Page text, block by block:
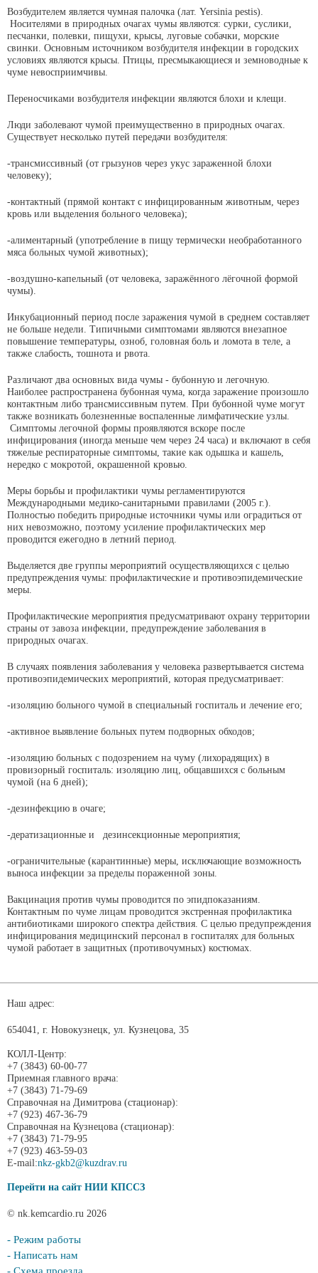
Возбудителем является чумная палочка (лат. Yersinia pestis).
Носителями в природных очагах чумы являются: сурки, суслики,
песчанки, полевки, пищухи, крысы, луговые собачки, морские
свинки. Основным источником возбудителя инфекции в городских
условиях являются крысы. Птицы, пресмыкающиеся и земноводные к
чуме невосприимчивы.
Переносчиками возбудителя инфекции являются блохи и клещи.
Люди заболевают чумой преимущественно в природных очагах.
Существует несколько путей передачи возбудителя:
-трансмиссивный (от грызунов через укус зараженной блохи
человеку);
-контактный (прямой контакт с инфицированным животным, через
кровь или выделения больного человека);
-алиментарный (употребление в пищу термически необработанного
мяса больных чумой животных);
-воздушно-капельный (от человека, заражённого лёгочной формой
чумы).
Инкубационный период после заражения чумой в среднем составляет
не больше недели. Типичными симптомами являются внезапное
повышение температуры, озноб, головная боль и ломота в теле, а
также слабость, тошнота и рвота.
Различают два основных вида чумы - бубонную и легочную.
Наиболее распространена бубонная чума, когда заражение произошло
контактным либо трансмиссивным путем. При бубонной чуме могут
также возникать болезненные воспаленные лимфатические узлы.
Симптомы легочной формы проявляются вскоре после
инфицирования (иногда меньше чем через 24 часа) и включают в себя
тяжелые респираторные симптомы, такие как одышка и кашель,
нередко с мокротой, окрашенной кровью.
Меры борьбы и профилактики чумы регламентируются
Международными медико-санитарными правилами (2005 г.).
Полностью победить природные источники чумы или оградиться от
них невозможно, поэтому усиление профилактических мер
проводится ежегодно в летний период.
Выделяется две группы мероприятий осуществляющихся с целью
предупреждения чумы: профилактические и противоэпидемические
меры.
Профилактические мероприятия предусматривают охрану территории
страны от завоза инфекции, предупреждение заболевания в
природных очагах.
В случаях появления заболевания у человека развертывается система
противоэпидемических мероприятий, которая предусматривает:
-изоляцию больного чумой в специальный госпиталь и лечение его;
-активное выявление больных путем подворных обходов;
-изоляцию больных с подозрением на чуму (лихорадящих) в
провизорный госпиталь: изоляцию лиц, общавшихся с больным
чумой (на 6 дней);
-дезинфекцию в очаге;
-дератизационные и дезинсекционные мероприятия;
-ограничительные (карантинные) меры, исключающие возможность
выноса инфекции за пределы пораженной зоны.
Вакцинация против чумы проводится по эпидпоказаниям.
Контактным по чуме лицам проводится экстренная профилактика
антибиотиками широкого спектра действия. С целью предупреждения
инфицирования медицинский персонал в госпиталях для больных
чумой работает в защитных (противочумных) костюмах.
Наш адрес:
654041, г. Новокузнецк, ул. Кузнецова, 35
КОЛЛ-Центр:
+7 (3843) 60-00-77
Приемная главного врача:
+7 (3843) 71-79-69
Справочная на Димитрова (стационар):
+7 (923) 467-36-79
Справочная на Кузнецова (стационар):
+7 (3843) 71-79-95
+7 (923) 463-59-03
E-mail:nkz-gkb2@kuzdrav.ru
Перейти на сайт НИИ КПССЗ
© nk.kemcardio.ru 2026
- Режим работы
- Написать нам